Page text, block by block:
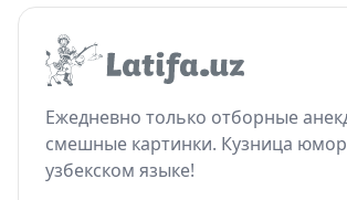
Ежедневно только отборные
смешные картинки. Кузница
узбекском языке!